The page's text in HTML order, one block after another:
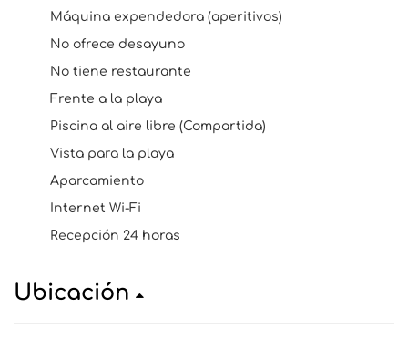
Máquina expendedora (aperitivos)
No ofrece desayuno
No tiene restaurante
Frente a la playa
Piscina al aire libre (Compartida)
Vista para la playa
Aparcamiento
Internet Wi-Fi
Recepción 24 horas
Ubicación